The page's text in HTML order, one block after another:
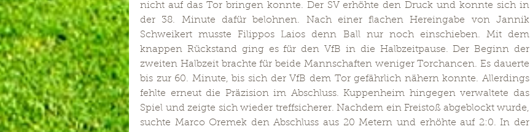
nicht auf das Tor bringen konnte. Der SV erhöhte den Druck und konnte sich in
der 38. Minute dafür belohnen. Nach einer flachen Hereingabe von Jannik
Schweikert musste Filippos Laios denn Ball nur noch einschieben. Mit dem
knappen Rückstand ging es für den VfB in die Halbzeitpause. Der Beginn der
zweiten Halbzeit brachte für beide Mannschaften weniger Torchancen. Es dauerte
bis zur 60. Minute, bis sich der VfB dem Tor gefährlich nähern konnte. Allerdings
fehlte erneut die Präzision im Abschluss. Kuppenheim hingegen verwaltete das
Spiel und zeigte sich wieder treffsicherer. Nachdem ein Freistoß abgeblockt wurde,
suchte Marco Oremek den Abschluss aus 20 Metern und erhöhte auf 2:0. In der